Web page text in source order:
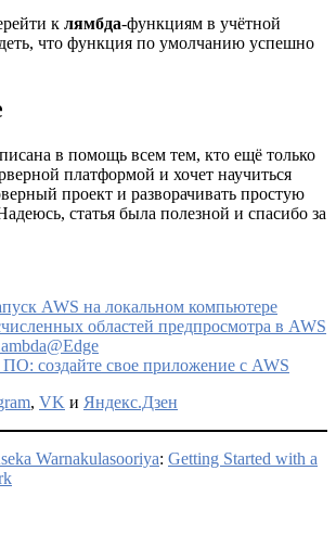
к лямбда-функциям в учётной
что функция по умолчанию успешно
в помощь всем тем, кто ещё только
платформой и хочет научиться
проект и разворачивать простую
статья была полезной и спасибо за
AWS на локальном компьютере
областей предпросмотра в AWS
создайте свое приложение с AWS
, VK и Яндекс.Дзен
Warnakulasooriya: Getting Started with a